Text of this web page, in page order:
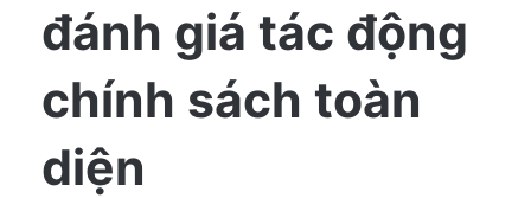
đánh giá tác động
chính sách toàn
diện